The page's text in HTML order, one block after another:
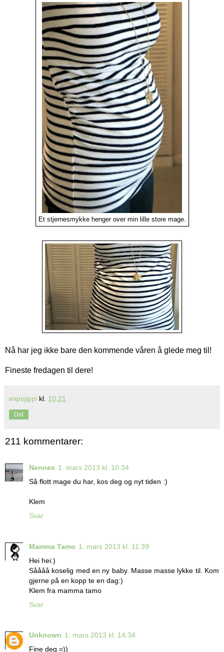
Et stjernesmykke henger over min lille store mage.
Nå har jeg ikke bare den kommende våren å glede meg til!
Fineste fredagen til dere!
expojippi kl. 10:21
Del
211 kommentarer:
Nennes 1. mars 2013 kl. 10:34
Så flott mage du har, kos deg og nyt tiden :)
Klem
Svar
Mamma Tamo 1. mars 2013 kl. 11:39
Hei hei:)
Såååå koselig med en ny baby. Masse masse lykke til. Kom
gjerne på en kopp te en dag:)
Klem fra mamma tamo
Svar
Unknown 1. mars 2013 kl. 14:34
Fine deg =))